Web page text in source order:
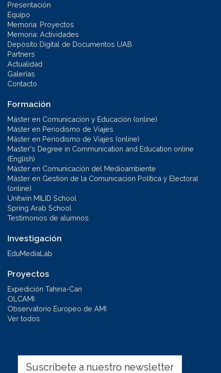
Presentación
Equipo
Memoria: Proyectos
Memoria: Actividades
Depósito Digital de Documentos UAB
Partners
Actualidad
Galerías
Contacto
Formación
Máster en Comunicación y Educación (online)
Máster en Periodismo de Viajes
Máster en Periodismo de Viajes (online)
Master's Degree in Communication and Education online
(English)
Máster en Comunicación del Medioambiente
Máster en Gestión de la Comunicación Política y Electoral
(online)
Unitwin MILID School
Spring Arab School
Testimonios de alumnos
Investigación
EduMediaLab
Proyectos
Expedición Tahina-Can
OLCAMI
Observatorio Europeo de AMI
Ver todos
Suscríbete a nuestro newsletter